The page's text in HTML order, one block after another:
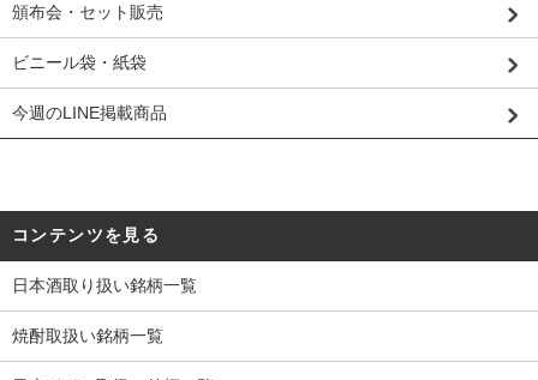
頒布会・セット販売
ビニール袋・紙袋
今週のLINE掲載商品
コンテンツを見る
日本酒取り扱い銘柄一覧
焼酎取扱い銘柄一覧